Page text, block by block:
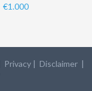
€1.000
Privacy| Disclaimer |